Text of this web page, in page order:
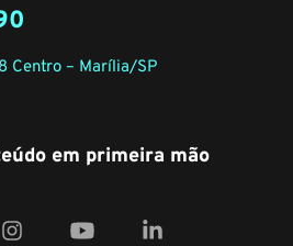
Centro – Marília/SP
em primeira mão